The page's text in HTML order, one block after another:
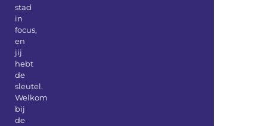
stad
in
focus,
en
jij
hebt
de
sleutel.
Welkom
bij
de